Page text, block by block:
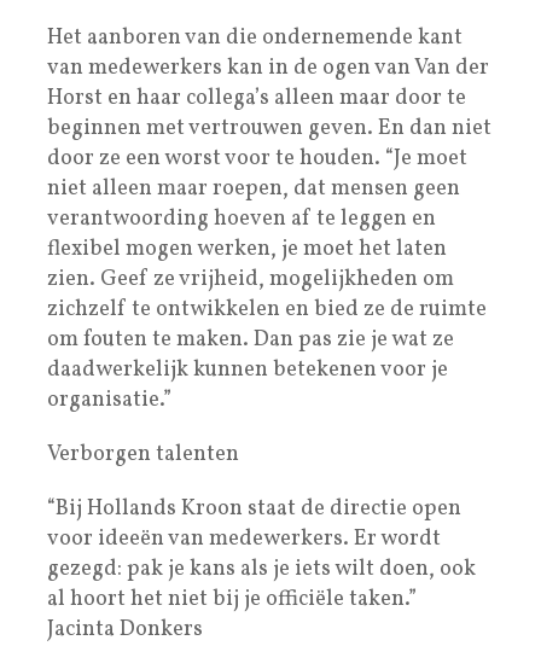
Het aanboren van die ondernemende kant
van medewerkers kan in de ogen van Van der
Horst en haar collega’s alleen maar door te
beginnen met vertrouwen geven. En dan niet
door ze een worst voor te houden. “Je moet
niet alleen maar roepen, dat mensen geen
verantwoording hoeven af te leggen en
flexibel mogen werken, je moet het laten
zien. Geef ze vrijheid, mogelijkheden om
zichzelf te ontwikkelen en bied ze de ruimte
om fouten te maken. Dan pas zie je wat ze
daadwerkelijk kunnen betekenen voor je
organisatie.”
Verborgen talenten
“Bij Hollands Kroon staat de directie open
voor ideeën van medewerkers. Er wordt
gezegd: pak je kans als je iets wilt doen, ook
al hoort het niet bij je officiële taken.”
Jacinta Donkers